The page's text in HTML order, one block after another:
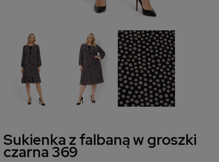
Sukienka z falbaną w groszki
czarna 369